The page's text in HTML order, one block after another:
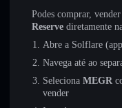
Podes comprar,
Reserve diretamente
Abre a Solflare
Navega até ao
Seleciona MEGR
vender